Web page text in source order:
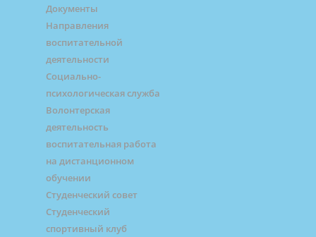
Документы
Направления
воспитательной
деятельности
Социально-
психологическая служба
Волонтерская
деятельность
воспитательная работа
на дистанционном
обучении
Студенческий совет
Студенческий
спортивный клуб